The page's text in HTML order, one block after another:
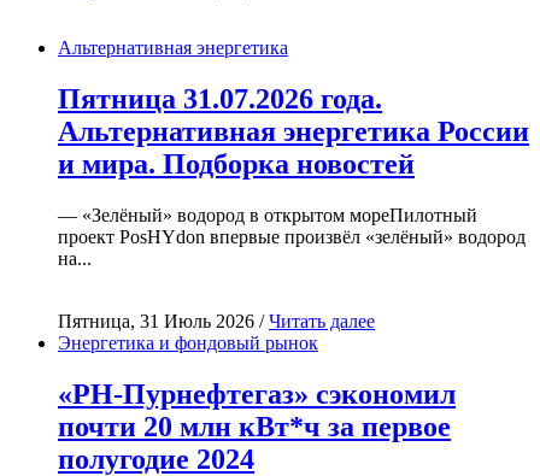
Альтернативная энергетика
Пятница 31.07.2026 года.
Альтернативная энергетика России
и мира. Подборка новостей
— «Зелёный» водород в открытом мореПилотный
проект PosHYdon впервые произвёл «зелёный» водород
на...
Пятница, 31 Июль 2026 /Читать далее
Энергетика и фондовый рынок
«РН-Пурнефтегаз» сэкономил
почти 20 млн кВт*ч за первое
полугодие 2024